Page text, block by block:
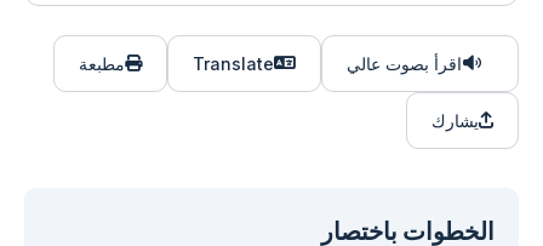
اقرأ بصوت عالي Translate مطبعة
يشارك
الخطوات باختصار